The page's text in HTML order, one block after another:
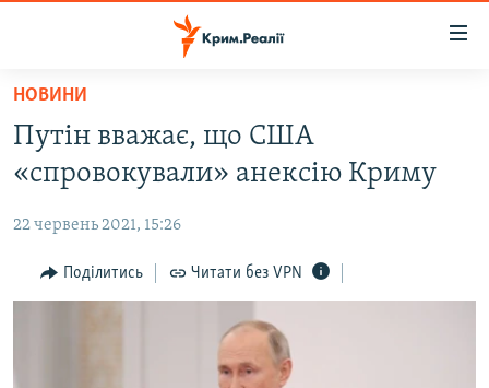
Перейти
основного
матеріалу
Перейти
до
навігації
Перейти
ВОДА.КРИМ
ВІДЕО ТА ФОТО
ПОЛІТИКА
БЛОГИ
НОВИНИ
Путін вважає, що США
«спровокували» анексію Криму
22 червень 2021, 15:26
Поділитись Читати без VPN